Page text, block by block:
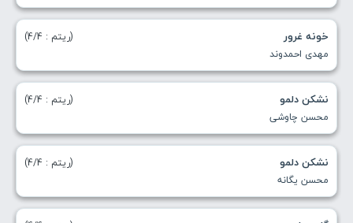
خونه غرور
مهدی احمدوند
(ریتم : 4/4)
نشکن دلمو
محسن چاوشی
(ریتم : 4/4)
نشکن دلمو
محسن یگانه
(ریتم : 4/4)